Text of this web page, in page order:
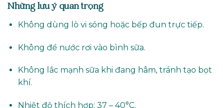
Những lưu ý quan trọng
Không dùng lò vi sóng hoặc bếp đun trực tiếp.
Không để nước rơi vào bình sữa.
Không lắc mạnh sữa khi đang hâm, tránh tạo bọt
khí.
Nhiệt độ thích hợp: 37 – 40°C.